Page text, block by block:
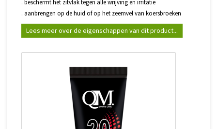
. beschermt het zitvlak tegen alle wrijving en irritatie
. aanbrengen op de huid of op het zeemvel van koersbroeken
Lees meer over de eigenschappen van dit product...